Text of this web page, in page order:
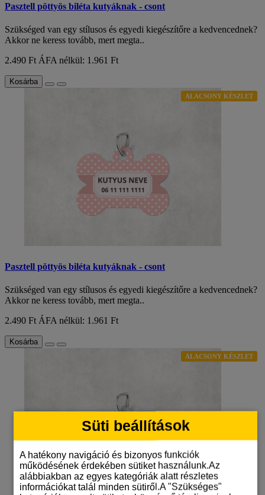
Pasztell pöttyös biléta kutyáknak - csont
Szükséged van egy stílusos és egyedi kiegészítőre a kedvencednek?
Akkor ne keress tovább, mert megta..
2.490 Ft ÁFA nélkül: 1.961 Ft
Kosárba
ALACSONY KÉSZLET
Pasztell pöttyös biléta kutyáknak - csont
Szükséged van egy stílusos és egyedi kiegészítőre a kedvencednek?
Akkor ne keress tovább, mert megta..
2.490 Ft ÁFA nélkül: 1.961 Ft
Kosárba
ALACSONY KÉSZLET
Süti beállítások
A hatékony navigáció és bizonyos funkciók
működésének érdekében sütiket használunk.Az
alábbiakban az egyes kategóriák alatt részletes
információkat talál minden sütiről.A "Szükséges"